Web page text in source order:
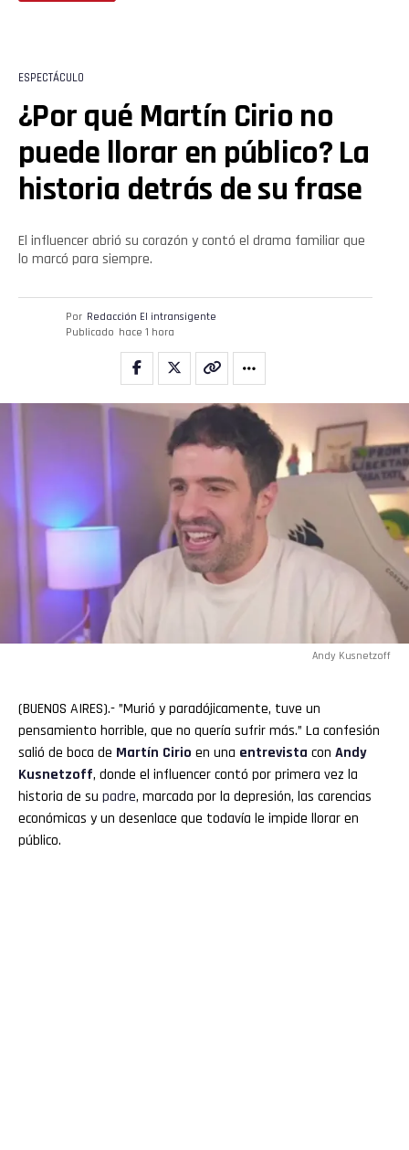
ESPECTÁCULO
¿Por qué Martín Cirio no
puede llorar en público? La
historia detrás de su frase
El influencer abrió su corazón y contó el drama familiar que
lo marcó para siempre.
Por Redacción El intransigente
Publicado hace 1 hora
Andy Kusnetzoff
(BUENOS AIRES).- ”Murió y paradójicamente, tuve un
pensamiento horrible, que no quería sufrir más.” La confesión
salió de boca de Martín Cirio en una entrevista con Andy
Kusnetzoff, donde el influencer contó por primera vez la
historia de su padre, marcada por la depresión, las carencias
económicas y un desenlace que todavía le impide llorar en
público.